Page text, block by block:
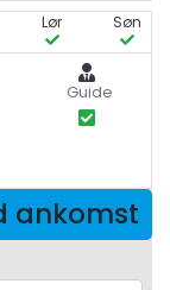
Lør Søn
Guide
ankomst